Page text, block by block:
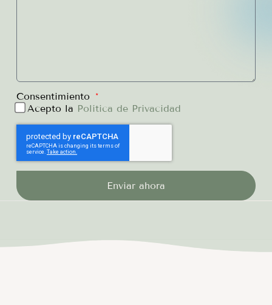
Consentimiento
Acepto la Política de Privacidad
Enviar ahora